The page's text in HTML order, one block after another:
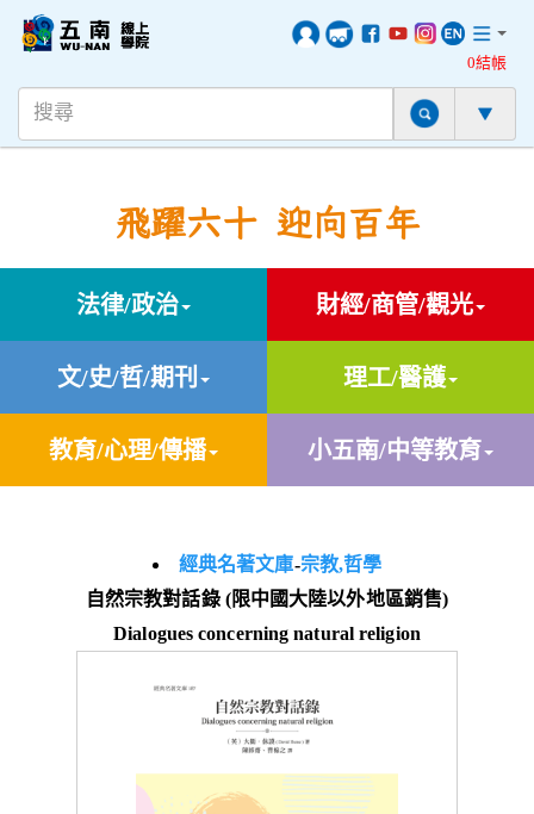
0結帳
飛躍六十 迎向百年
法律/政治 財經/商管/觀光
文/史/哲/期刊 理工/醫護
教育/心理/傳播 小五南/中等教育
經典名著文庫-宗教,哲學
自然宗教對話錄 (限中國大陸以外地區銷售)
Dialogues concerning natural religion